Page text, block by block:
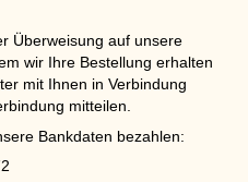
Überweisung auf unsere
wir Ihre Bestellung erhalten
mit Ihnen in Verbindung
mitteilen.
Bankdaten bezahlen: